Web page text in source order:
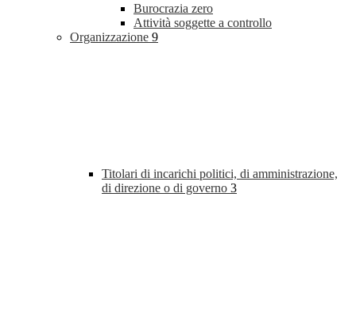
Burocrazia zero
Attività soggette a controllo
Organizzazione 9
Titolari di incarichi politici, di amministrazione,
di direzione o di governo 3